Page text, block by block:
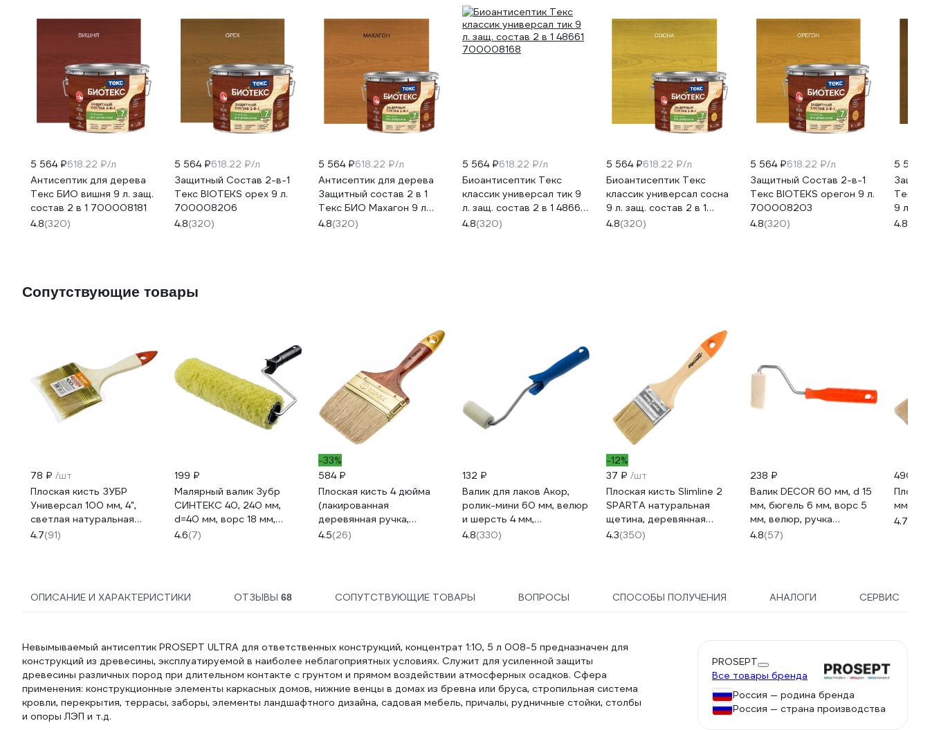
5 564 ₽618.22 ₽/л
Антисептик для дерева
Текс БИО вишня 9 л. защ.
состав 2 в 1 700008181
4.8(320)
5 564 ₽618.22 ₽/л
Защитный Состав 2-в-1
Текс BIOTEKS орех 9 л.
700008206
4.8(320)
5 564 ₽618.22 ₽/л
Антисептик для дерева
Защитный состав 2 в 1
Текс БИО Махагон 9 л
700008200
4.8(320)
5 564 ₽618.22 ₽/л
Биоантисептик Текс
классик универсал тик 9
л. защ. состав 2 в 1 48661
700008168
4.8(320)
5 564 ₽618.22 ₽/л
Биоантисептик Текс
классик универсал сосна
9 л. защ. состав 2 в 1
48662 700008183
4.8(320)
5 564 ₽618.22 ₽/л
Защитный Состав 2-в-1
Текс BIOTEKS орегон 9 л.
700008203
4.8(320)
5 564 ₽
Текс
9 л
4.8
Сопутствующие товары
78 ₽ /шт
Плоская кисть ЗУБР
Универсал 100 мм, 4",
светлая натуральная
щетина 01099-100_z01
4.7(91)
199 ₽
Малярный валик Зубр
СИНТЕКС 40, 240 мм,
d=40 мм, ворс 18 мм,
ручка d=6 мм, 03515-
4.6(7)
-33%
584 ₽
Плоская кисть 4 дюйма
(лакированная
деревянная ручка,
натуральная щетина, для
4.5(26)
132 ₽
Валик для лаков Акор,
ролик-мини 60 мм, велюр
и шерсть 4 мм,
кронштейн 6 мм, Мастер
4.8(330)
-12%
37 ₽ /шт
Плоская кисть Slimline 2
SPARTA натуральная
щетина, деревянная
ручка 824305
4.3(350)
238 ₽
Валик DECOR 60 мм, d 15
мм, бюгель 6 мм, ворс 5
мм, велюр, ручка
стандарт mini 903-3060
4.8(57)
490 ₽
мм, 10
4.7
ОПИСАНИЕ И ХАРАКТЕРИСТИКИ ОТЗЫВЫ 68 СОПУТСТВУЮЩИЕ ТОВАРЫ ВОПРОСЫ СПОСОБЫ ПОЛУЧЕНИЯ АНАЛОГИ СЕРВИС
Невымываемый антисептик PROSEPT ULTRA для ответственных конструкций, концентрат 1:10, 5 л 008-5 предназначен для
конструкций из древесины, эксплуатируемой в наиболее неблагоприятных условиях. Служит для усиленной защиты
древесины различных пород при длительном контакте с грунтом и прямом воздействии атмосферных осадков. Сфера
применения: конструкционные элементы каркасных домов, нижние венцы в домах из бревна или бруса, стропильная система
кровли, перекрытия, террасы, заборы, элементы ландшафтного дизайна, садовая мебель, причалы, рудничные стойки, столбы
и опоры ЛЭП и т.д.
PROSEPT
Все товары бренда
Россия — родина бренда
Россия — страна производства